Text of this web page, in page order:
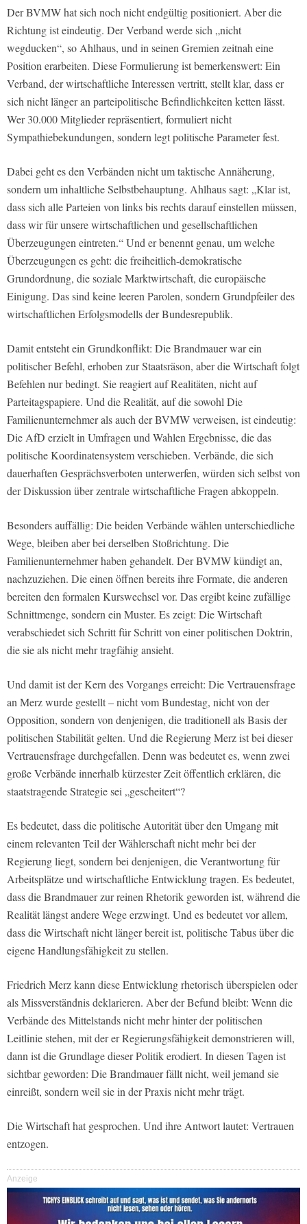
Der BVMW hat sich noch nicht endgültig positioniert. Aber die
Richtung ist eindeutig. Der Verband werde sich „nicht
wegducken“, so Ahlhaus, und in seinen Gremien zeitnah eine
Position erarbeiten. Diese Formulierung ist bemerkenswert: Ein
Verband, der wirtschaftliche Interessen vertritt, stellt klar, dass er
sich nicht länger an parteipolitische Befindlichkeiten ketten lässt.
Wer 30.000 Mitglieder repräsentiert, formuliert nicht
Sympathiebekundungen, sondern legt politische Parameter fest.
Dabei geht es den Verbänden nicht um taktische Annäherung,
sondern um inhaltliche Selbstbehauptung. Ahlhaus sagt: „Klar ist,
dass sich alle Parteien von links bis rechts darauf einstellen müssen,
dass wir für unsere wirtschaftlichen und gesellschaftlichen
Überzeugungen eintreten.“ Und er benennt genau, um welche
Überzeugungen es geht: die freiheitlich-demokratische
Grundordnung, die soziale Marktwirtschaft, die europäische
Einigung. Das sind keine leeren Parolen, sondern Grundpfeiler des
wirtschaftlichen Erfolgsmodells der Bundesrepublik.
Damit entsteht ein Grundkonflikt: Die Brandmauer war ein
politischer Befehl, erhoben zur Staatsräson, aber die Wirtschaft folgt
Befehlen nur bedingt. Sie reagiert auf Realitäten, nicht auf
Parteitagspapiere. Und die Realität, auf die sowohl Die
Familienunternehmer als auch der BVMW verweisen, ist eindeutig:
Die AfD erzielt in Umfragen und Wahlen Ergebnisse, die das
politische Koordinatensystem verschieben. Verbände, die sich
dauerhaften Gesprächsverboten unterwerfen, würden sich selbst von
der Diskussion über zentrale wirtschaftliche Fragen abkoppeln.
Besonders auffällig: Die beiden Verbände wählen unterschiedliche
Wege, bleiben aber bei derselben Stoßrichtung. Die
Familienunternehmer haben gehandelt. Der BVMW kündigt an,
nachzuziehen. Die einen öffnen bereits ihre Formate, die anderen
bereiten den formalen Kurswechsel vor. Das ergibt keine zufällige
Schnittmenge, sondern ein Muster. Es zeigt: Die Wirtschaft
verabschiedet sich Schritt für Schritt von einer politischen Doktrin,
die sie als nicht mehr tragfähig ansieht.
Und damit ist der Kern des Vorgangs erreicht: Die Vertrauensfrage
an Merz wurde gestellt – nicht vom Bundestag, nicht von der
Opposition, sondern von denjenigen, die traditionell als Basis der
politischen Stabilität gelten. Und die Regierung Merz ist bei dieser
Vertrauensfrage durchgefallen. Denn was bedeutet es, wenn zwei
große Verbände innerhalb kürzester Zeit öffentlich erklären, die
staatstragende Strategie sei „gescheitert“?
Es bedeutet, dass die politische Autorität über den Umgang mit
einem relevanten Teil der Wählerschaft nicht mehr bei der
Regierung liegt, sondern bei denjenigen, die Verantwortung für
Arbeitsplätze und wirtschaftliche Entwicklung tragen. Es bedeutet,
dass die Brandmauer zur reinen Rhetorik geworden ist, während die
Realität längst andere Wege erzwingt. Und es bedeutet vor allem,
dass die Wirtschaft nicht länger bereit ist, politische Tabus über die
eigene Handlungsfähigkeit zu stellen.
Friedrich Merz kann diese Entwicklung rhetorisch überspielen oder
als Missverständnis deklarieren. Aber der Befund bleibt: Wenn die
Verbände des Mittelstands nicht mehr hinter der politischen
Leitlinie stehen, mit der er Regierungsfähigkeit demonstrieren will,
dann ist die Grundlage dieser Politik erodiert. In diesen Tagen ist
sichtbar geworden: Die Brandmauer fällt nicht, weil jemand sie
einreißt, sondern weil sie in der Praxis nicht mehr trägt.
Die Wirtschaft hat gesprochen. Und ihre Antwort lautet: Vertrauen
entzogen.
Anzeige